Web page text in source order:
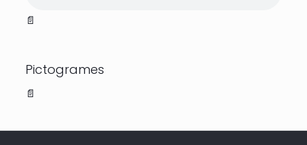
📄
Pictogrames
📄